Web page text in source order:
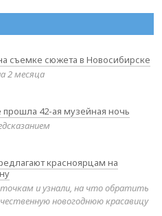
съемке сюжета в Новосибирске
2 месяца
42-ая музейная ночь
красноярцам на
и узнали, на что обратить
новогоднюю красавицу